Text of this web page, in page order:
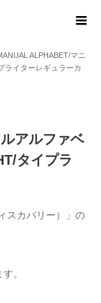
ALPHABET/マニ
ライターレギュラーカ
アルファベ
タイプラ
スカバリー）」の
。